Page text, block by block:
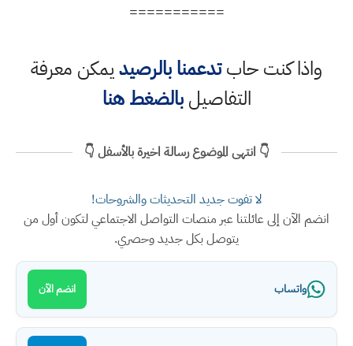
===========
واذا كنت حابتدعمنا بالرصيديمكن معرفة
التفاصيلبالضغط هنا
👇 انتهى الموضوع رسالة اخيرة بالأسفل 👇
لا تفوت جديد التحديثات والشروحات!
انضم الآن إلى عائلتنا عبر منصات التواصل الاجتماعي لتكون أول من
يتوصل بكل جديد وحصري.
واتساب انضم الآن